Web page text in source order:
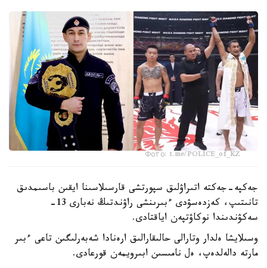
Фото: t.me/POLICE_of_KZ
جەكپە-جەكتە اتىراۋلىق سپورتشى قارسىلاسىنا ايقىن باسىمدىق
تانىتىپ، كەزدەسۋدى ءبىرىنشى راۋندتىڭ نەبارى 13-
سەكۋندىندا نوكاۋتپەن اياقتادى.
وسىلايشا ەلدار وتارالى حالىقارالىق ارەنادا شەبەرلىگىن تاعى ءبىر
مارتە دالەلدەپ، ەل نامىسىن ابىرويمەن قورعادى.